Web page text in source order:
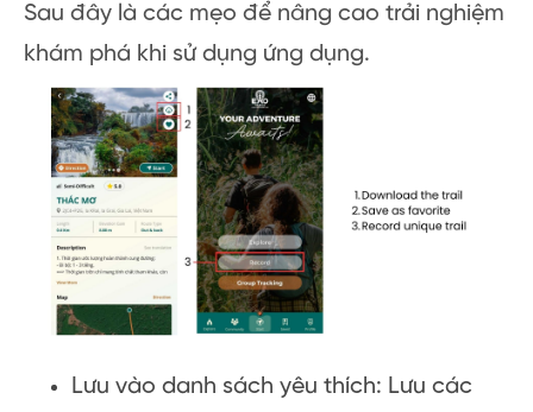
Sau đây là các mẹo để nâng cao trải nghiệm
khám phá khi sử dụng ứng dụng.
Lưu vào danh sách yêu thích: Lưu các